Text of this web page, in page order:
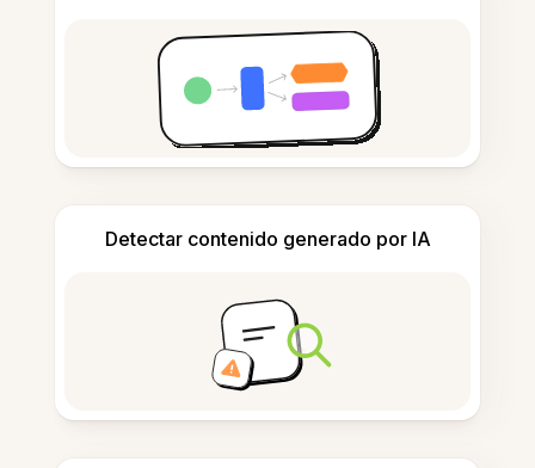
Detectar contenido generado por IA